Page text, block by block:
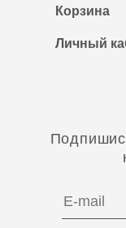
Корзина
Личный